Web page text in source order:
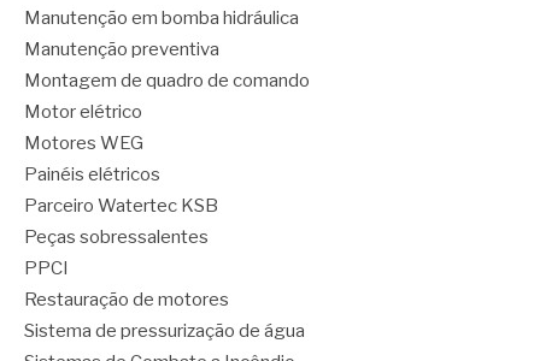
Manutenção em bomba hidráulica
Manutenção preventiva
Montagem de quadro de comando
Motor elétrico
Motores WEG
Painéis elétricos
Parceiro Watertec KSB
Peças sobressalentes
PPCI
Restauração de motores
Sistema de pressurização de água